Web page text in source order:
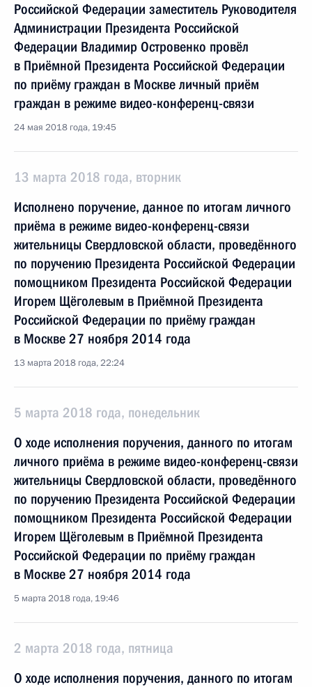
Российской Федерации заместитель Руководителя
Администрации Президента Российской
Федерации Владимир Островенко провёл
в Приёмной Президента Российской Федерации
по приёму граждан в Москве личный приём
граждан в режиме видео-конференц-связи
24 мая 2018 года, 19:45
13 марта 2018 года, вторник
Исполнено поручение, данное по итогам личного
приёма в режиме видео-конференц-связи
жительницы Свердловской области, проведённого
по поручению Президента Российской Федерации
помощником Президента Российской Федерации
Игорем Щёголевым в Приёмной Президента
Российской Федерации по приёму граждан
в Москве 27 ноября 2014 года
13 марта 2018 года, 22:24
5 марта 2018 года, понедельник
О ходе исполнения поручения, данного по итогам
личного приёма в режиме видео-конференц-связи
жительницы Свердловской области, проведённого
по поручению Президента Российской Федерации
помощником Президента Российской Федерации
Игорем Щёголевым в Приёмной Президента
Российской Федерации по приёму граждан
в Москве 27 ноября 2014 года
5 марта 2018 года, 19:46
2 марта 2018 года, пятница
О ходе исполнения поручения, данного по итогам